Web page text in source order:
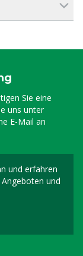
Sie eine
uns unter
E-Mail an
und erfahren
und
sich für